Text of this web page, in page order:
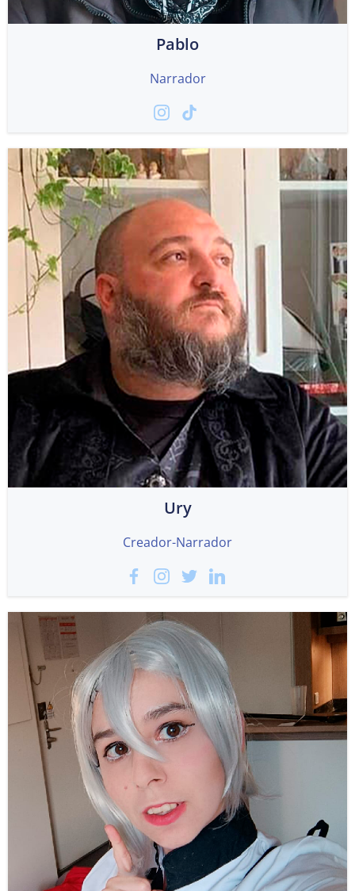
Pablo
Narrador
Ury
Creador-Narrador